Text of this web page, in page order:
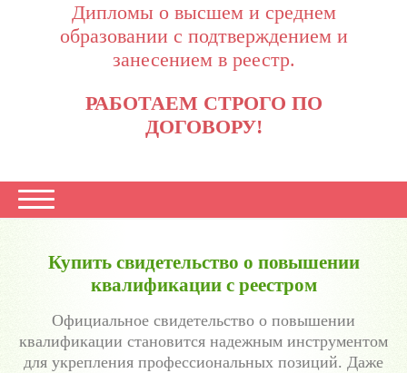
Дипломы о высшем и среднем
образовании с подтверждением и
занесением в реестр.
РАБОТАЕМ СТРОГО ПО
ДОГОВОРУ!
Купить свидетельство о повышении
квалификации с реестром
Официальное свидетельство о повышении
квалификации становится надежным инструментом
для укрепления профессиональных позиций. Даже